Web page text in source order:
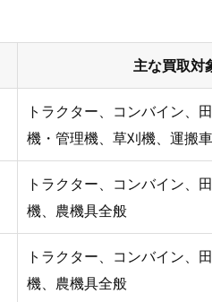
主な買取対
トラクター、コンバイン、
機・管理機、草刈機、運搬
トラクター、コンバイン、
機、農機具全般
トラクター、コンバイン、
機、農機具全般